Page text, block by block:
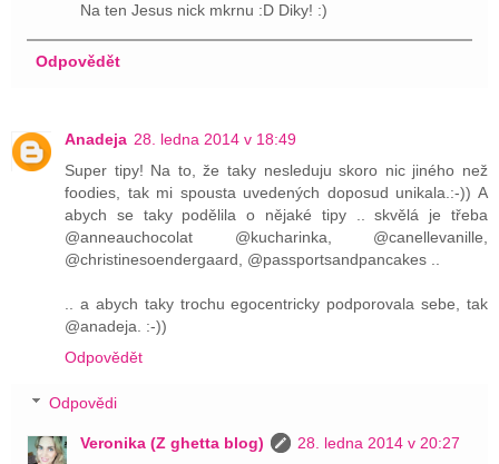
Na ten Jesus nick mkrnu :D Diky! :)
Odpovědět
Anadeja 28. ledna 2014 v 18:49
Super tipy! Na to, že taky nesleduju skoro nic jiného než
foodies, tak mi spousta uvedených doposud unikala.:-)) A
abych se taky podělila o nějaké tipy .. skvělá je třeba
@anneauchocolat @kucharinka, @canellevanille,
@christinesoendergaard, @passportsandpancakes ..
.. a abych taky trochu egocentricky podporovala sebe, tak
@anadeja. :-))
Odpovědět
Odpovědi
Veronika (Z ghetta blog)
28. ledna 2014 v 20:27